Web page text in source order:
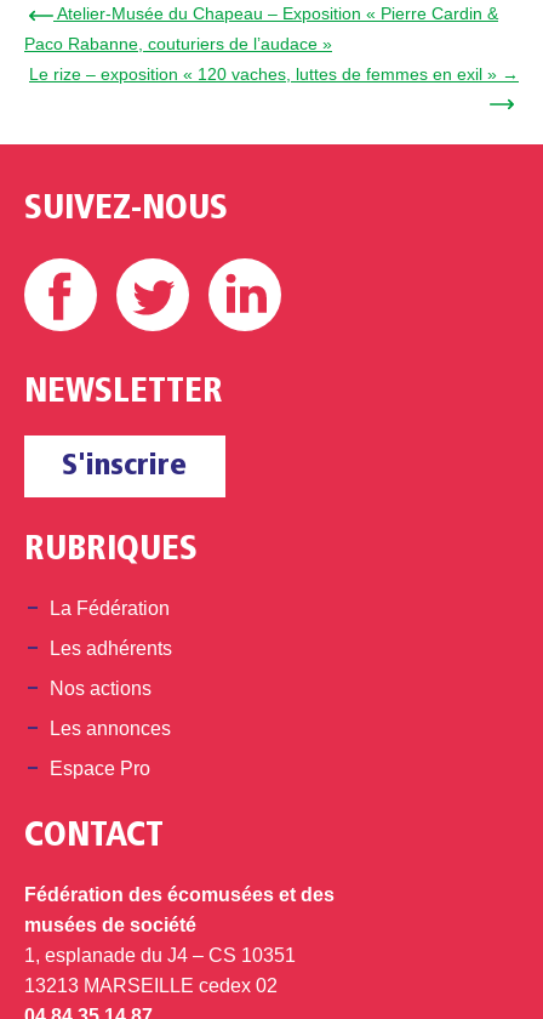
← Atelier-Musée du Chapeau – Exposition « Pierre Cardin &
Paco Rabanne, couturiers de l’audace »
Le rize – exposition « 120 vaches, luttes de femmes en exil » →
SUIVEZ-NOUS
Facebook Twitter
NEWSLETTER
S'inscrire
RUBRIQUES
La Fédération
Les adhérents
Nos actions
Les annonces
Espace Pro
CONTACT
Fédération des écomusées et des
musées de société
1, esplanade du J4 – CS 10351
13213 MARSEILLE cedex 02